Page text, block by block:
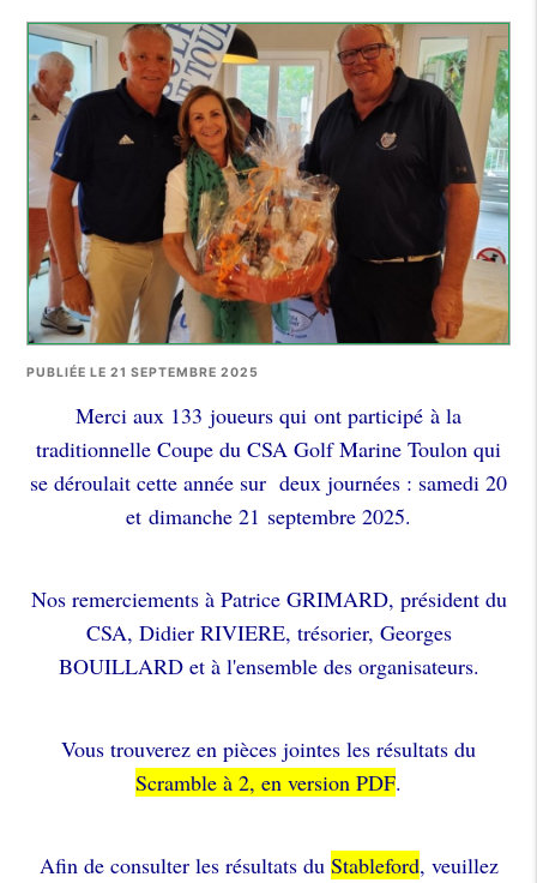
PUBLIÉE LE 21 SEPTEMBRE 2025
Merci aux 133 joueurs qui ont participé à la
traditionnelle Coupe du CSA Golf Marine Toulon qui
se déroulait cette année sur deux journées : samedi 20
et dimanche 21 septembre 2025.
Nos remerciements à Patrice GRIMARD, président du
CSA, Didier RIVIERE, trésorier, Georges
BOUILLARD et à l'ensemble des organisateurs.
Vous trouverez en pièces jointes les résultats du
Scramble à 2, en version PDF.
Afin de consulter les résultats du Stableford, veuillez